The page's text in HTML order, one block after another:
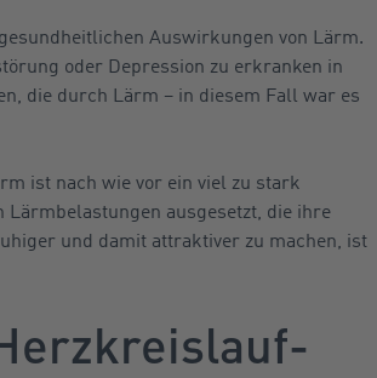
Auswirkungen von Lärm.
oder Depression zu erkranken in
die durch Lärm – in diesem Fall war es
ist nach wie vor ein viel zu stark
Lärmbelastungen ausgesetzt, die ihre
und damit attraktiver zu machen, ist